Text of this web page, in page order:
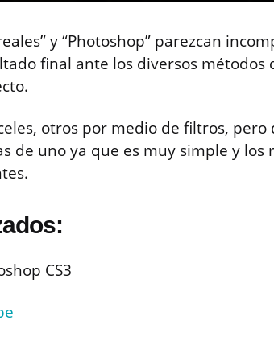
y “Photoshop” parezcan
final ante los diversos métodos
otros por medio de filtros, pero
de uno ya que es muy simple y los
CS3